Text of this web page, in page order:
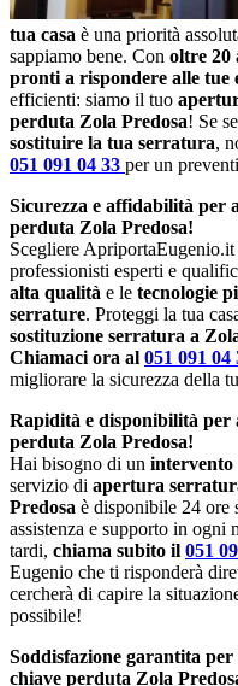
tua casa è una priorità
sappiamo bene. Con oltre 20
pronti a rispondere alle tue
efficienti: siamo il tuo
perduta Zola Predosa! Se
sostituire la tua serratura,
051 091 04 33 per un
Sicurezza e affidabilità per
perduta Zola Predosa!
Scegliere
professionisti esperti e
alta qualità e le tecnologie
serrature. Proteggi la tua
sostituzione serratura a
Chiamaci ora al 051 091 04
migliorare la sicurezza della
Rapidità e disponibilità
perduta Zola Predosa!
Hai bisogno di un intervento
servizio di apertura
Predosa è disponibile 24 ore
assistenza e supporto in ogni
tardi, chiama subito il 051
Eugenio che ti risponderà
cercherà di capire la
possibile!
Soddisfazione garantita
chiave perduta Zola